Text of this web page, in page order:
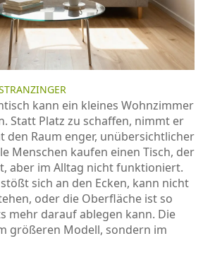
kann ein kleines Wohnzimmer
Statt Platz zu schaffen, nimmt er
den Raum enger, unübersichtlicher
Menschen kaufen einen Tisch, der
aber im Alltag nicht funktioniert.
sich an den Ecken, kann nicht
oder die Oberfläche ist so
mehr darauf ablegen kann. Die
größeren Modell, sondern im